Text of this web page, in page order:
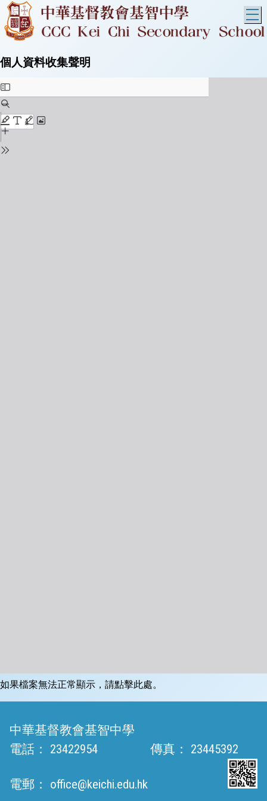
個人資料收集聲明
如果檔案無法正常顯示，請點擊此處。
中華基督教會基智中學
電話：
23422954 傳真： 23445392
電郵： office@keichi.edu.hk